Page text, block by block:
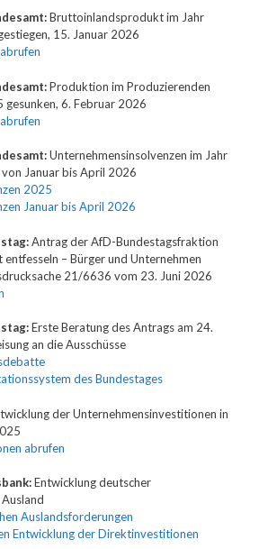
Bruttoinlandsprodukt im Jahr
15. Januar 2026
Produktion im Produzierenden
6. Februar 2026
Unternehmensinsolvenzen im Jahr
Januar bis April 2026
2025
Januar bis April 2026
Antrag der AfD-Bundestagsfraktion
– Bürger und Unternehmen
21/6636 vom 23. Juni 2026
Erste Beratung des Antrags am 24.
an die Ausschüsse
des Bundestages
der Unternehmensinvestitionen in
abrufen
Entwicklung deutscher
Auslandsforderungen
Entwicklung der Direktinvestitionen